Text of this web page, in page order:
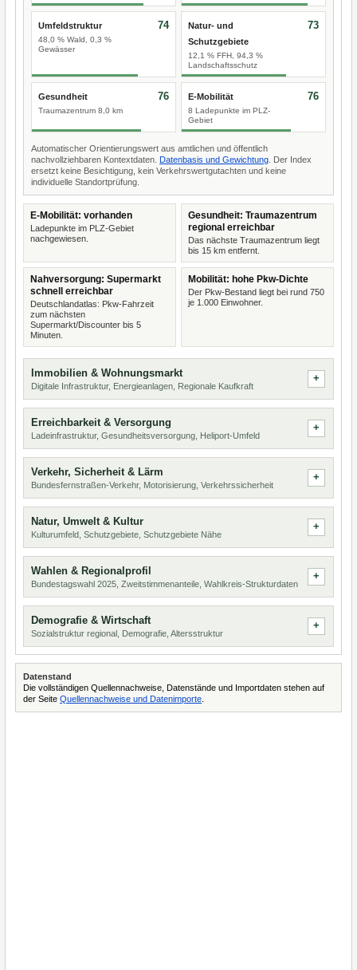
Umfeldstruktur
48,0 % Wald, 0,3 %
Gewässer
74
Natur- und
Schutzgebiete
12,1 % FFH, 94,3 %
Landschaftsschutz
73
Gesundheit
Traumazentrum 8,0 km
76 E-Mobilität
8 Ladepunkte im PLZ-
Gebiet
76
Automatischer Orientierungswert aus amtlichen und öffentlich
nachvollziehbaren Kontextdaten. Datenbasis und Gewichtung . Der Index
ersetzt keine Besichtigung, kein Verkehrswertgutachten und keine
individuelle Standortprüfung.
E-Mobilität: vorhanden
Ladepunkte im PLZ-Gebiet
nachgewiesen.
Gesundheit: Traumazentrum
regional erreichbar
Das nächste Traumazentrum liegt
bis 15 km entfernt.
Nahversorgung: Supermarkt
schnell erreichbar
Deutschlandatlas: Pkw-Fahrzeit
zum nächsten
Supermarkt/Discounter bis 5
Minuten.
Mobilität: hohe Pkw-Dichte
Der Pkw-Bestand liegt bei rund 750
je 1.000 Einwohner.
Immobilien & Wohnungsmarkt
Digitale Infrastruktur, Energieanlagen, Regionale Kaufkraft
Erreichbarkeit & Versorgung
Ladeinfrastruktur, Gesundheitsversorgung, Heliport-Umfeld
Verkehr, Sicherheit & Lärm
Bundesfernstraßen-Verkehr, Motorisierung, Verkehrssicherheit
Natur, Umwelt & Kultur
Kulturumfeld, Schutzgebiete, Schutzgebiete Nähe
Wahlen & Regionalprofil
Bundestagswahl 2025, Zweitstimmenanteile, Wahlkreis-Strukturdaten
Demografie & Wirtschaft
Sozialstruktur regional, Demografie, Altersstruktur
Datenstand
Die vollständigen Quellennachweise, Datenstände und Importdaten stehen auf
der Seite Quellennachweise und Datenimporte